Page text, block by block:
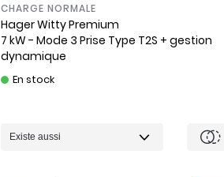
CHARGE NORMALE
HagerWitty Premium
7 kW - Mode 3 Prise Type T2S + gestion
dynamique
En stock